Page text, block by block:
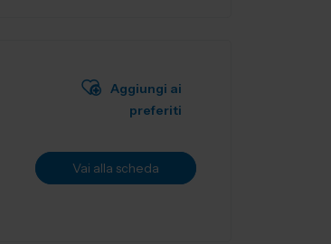
Aggiungi ai
preferiti
Vai alla scheda